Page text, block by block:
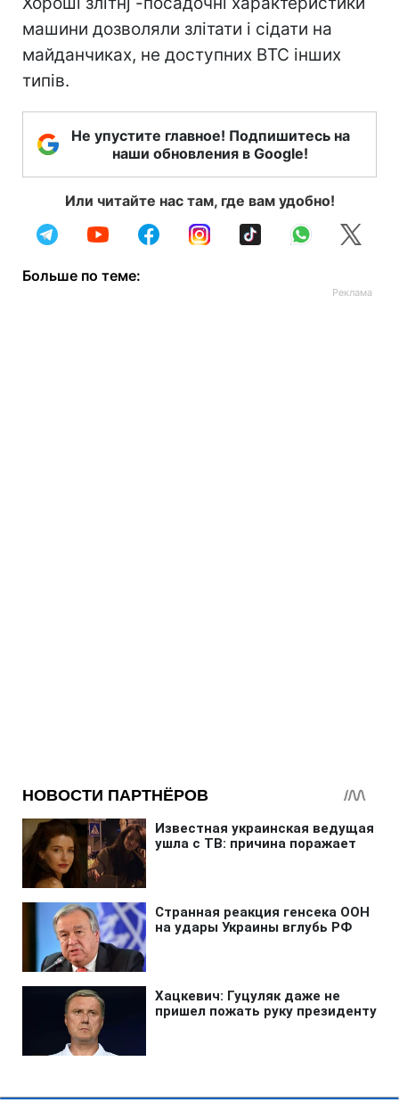
машини дозволяли злітати і сідати на
майданчиках, не доступних ВТС інших
типів.
Не упустите главное! Подпишитесь на
наши обновления в Google!
Или читайте нас там, где вам удобно!
Больше по теме: